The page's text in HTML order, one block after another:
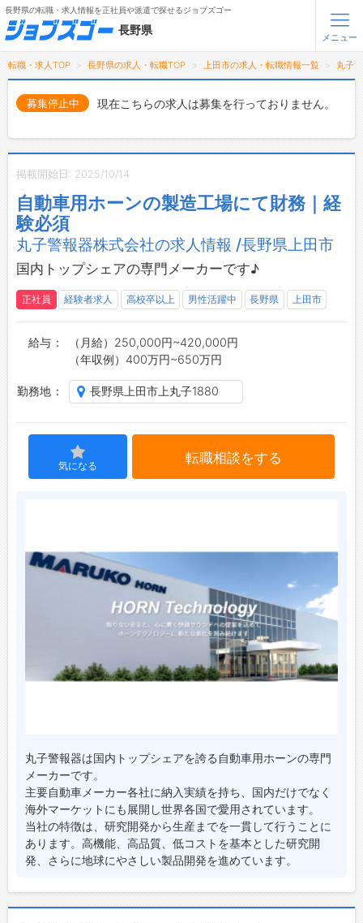
タップで簡単に求人を探す
【初めての方へ】
長野県の求人検索で選ばれる理由
転職支援サービス
転職ノウハウ(応募書類の書き方・面接対策など)
転職・採用コラム
ジョブズゴーについて
会社概要
お問い合わせ
よくあるご質問
長野県の転職・求人情報を正社員や派遣で探せるジョブズゴー
長野県
メニュー
転職・求人TOP 長野県の求人・転職TOP 上田市の求人・転職情報一覧 丸子
募集停止中 現在こちらの求人は募集を行っておりません。
掲載開始日: 2025/10/14
自動車用ホーンの製造工場にて財務｜経
験必須
丸子警報器株式会社の求人情報 /長野県上田市
国内トップシェアの専門メーカーです♪
正社員 経験者求人 高校卒以上 男性活躍中 長野県 上田市
給与
（月給）250,000円~420,000円
（年収例）400万円~650万円
勤務地 長野県上田市上丸子1880
気になる 転職相談をする
丸子警報器は国内トップシェアを誇る自動車用ホーンの専門
メーカーです。
主要自動車メーカー各社に納入実績を持ち、国内だけでなく
海外マーケットにも展開し世界各国で愛用されています。
当社の特徴は、研究開発から生産までを一貫して行うことに
あります。高機能、高品質、低コストを基本とした研究開
発、さらに地球にやさしい製品開発を進めています。